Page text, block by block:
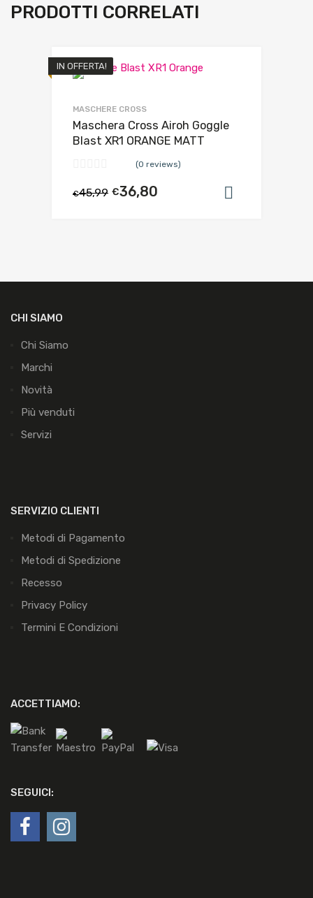
PRODOTTI CORRELATI
IN OFFERTA!
MASCHERE CROSS
Maschera Cross Airoh Goggle
Blast XR1 ORANGE MATT
(0 reviews)
€45,99 €36,80
CHI SIAMO
Chi Siamo
Marchi
Novità
Più venduti
Servizi
SERVIZIO CLIENTI
Metodi di Pagamento
Metodi di Spedizione
Recesso
Privacy Policy
Termini E Condizioni
ACCETTIAMO:
SEGUICI: